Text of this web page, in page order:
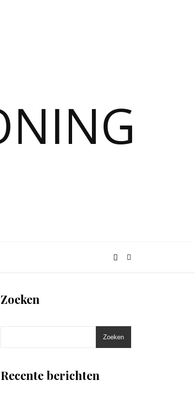
Zoeken
Zoeken
Recente berichten